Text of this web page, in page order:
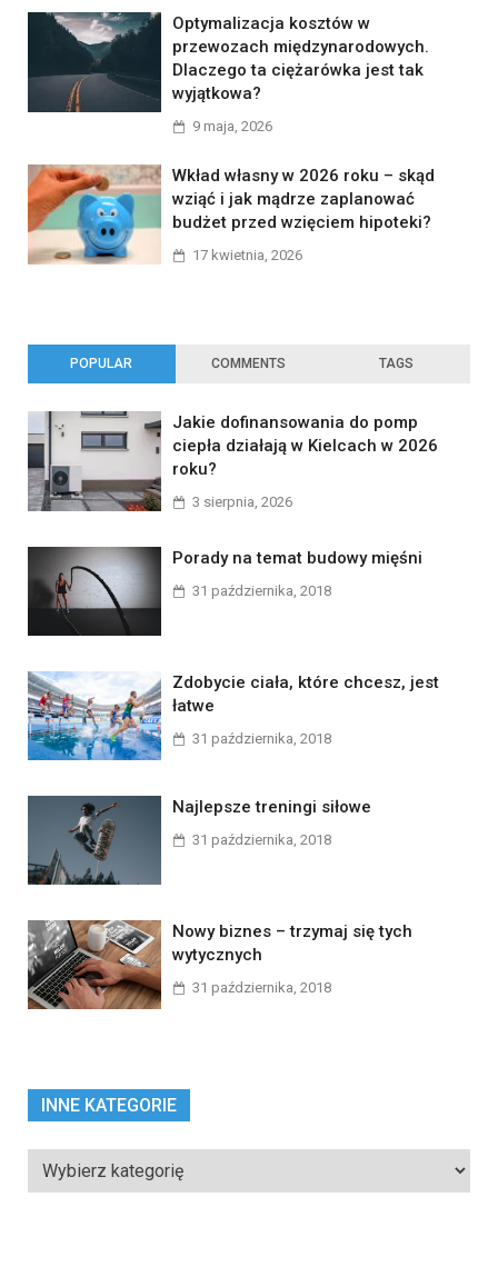
Optymalizacja kosztów w
przewozach międzynarodowych.
Dlaczego ta ciężarówka jest tak
wyjątkowa?
9 maja, 2026
Wkład własny w 2026 roku – skąd
wziąć i jak mądrze zaplanować
budżet przed wzięciem hipoteki?
17 kwietnia, 2026
POPULAR COMMENTS TAGS
Jakie dofinansowania do pomp
ciepła działają w Kielcach w 2026
roku?
3 sierpnia, 2026
Porady na temat budowy mięśni
31 października, 2018
Zdobycie ciała, które chcesz, jest
łatwe
31 października, 2018
Najlepsze treningi siłowe
31 października, 2018
Nowy biznes – trzymaj się tych
wytycznych
31 października, 2018
INNE KATEGORIE
Inne
kategorie